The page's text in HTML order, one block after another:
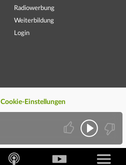
Radiowerbung
Weiterbildung
Login
Cookie-Einstellungen